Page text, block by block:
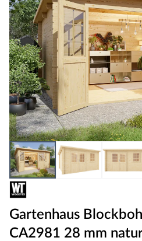
Gartenhaus
CA2981 28 mm